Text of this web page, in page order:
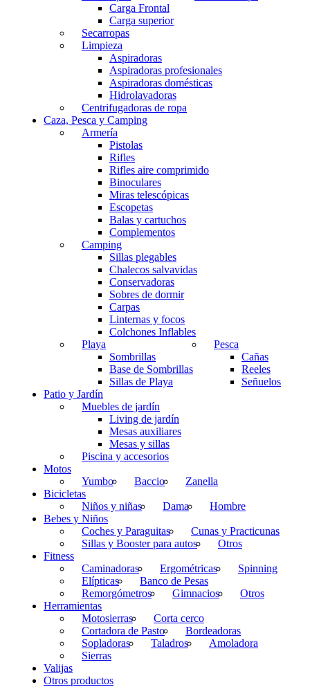
Carga Frontal
Carga superior
Secarropas
Limpieza
Aspiradoras
Aspiradoras profesionales
Aspiradoras domésticas
Hidrolavadoras
Centrifugadoras de ropa
Caza, Pesca y Camping
Armería
Pistolas
Rifles
Rifles aire comprimido
Binoculares
Miras telescópicas
Escopetas
Balas y cartuchos
Complementos
Camping
Sillas plegables
Chalecos salvavidas
Conservadoras
Sobres de dormir
Carpas
Linternas y focos
Colchones Inflables
Playa
Sombrillas
Base de Sombrillas
Sillas de Playa
Pesca
Cañas
Reeles
Señuelos
Patio y Jardín
Muebles de jardín
Living de jardín
Mesas auxiliares
Mesas y sillas
Piscina y accesorios
Motos
Yumbo
Baccio
Zanella
Bicicletas
Niños y niñas
Dama
Hombre
Bebes y Niños
Coches y Paraguitas
Cunas y Practicunas
Sillas y Booster para autos
Otros
Fitness
Caminadoras
Ergométricas
Spinning
Elípticas
Banco de Pesas
Remorgómetros
Gimnacios
Otros
Herramientas
Motosierras
Corta cerco
Cortadora de Pasto
Bordeadoras
Sopladoras
Taladros
Amoladora
Sierras
Valijas
Otros productos